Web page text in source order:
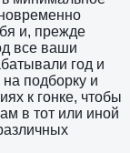
и, прежде
все ваши
год и
подборку и
к гонке, чтобы
в тот или иной